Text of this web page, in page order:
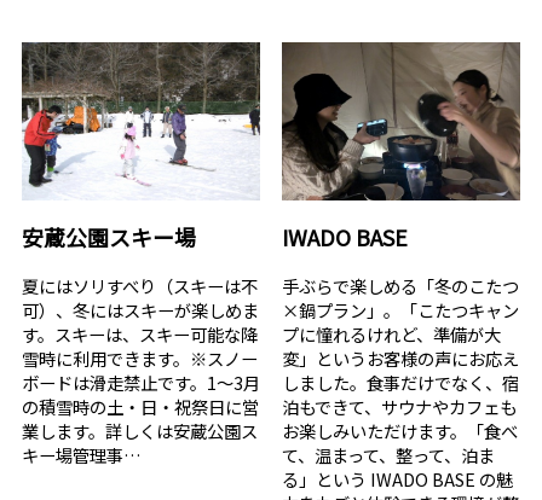
安蔵公園スキー場
夏にはソリすべり（スキーは不
可）、冬にはスキーが楽しめま
す。スキーは、スキー可能な降
雪時に利用できます。※スノー
ボードは滑走禁止です。1～3月
の積雪時の土・日・祝祭日に営
業します。詳しくは安蔵公園ス
キー場管理事…
IWADO BASE
手ぶらで楽しめる「冬のこたつ
×鍋プラン」。「こたつキャン
プに憧れるけれど、準備が大
変」というお客様の声にお応え
しました。食事だけでなく、宿
泊もできて、サウナやカフェも
お楽しみいただけます。「食べ
て、温まって、整って、泊ま
る」という IWADO BASE の魅